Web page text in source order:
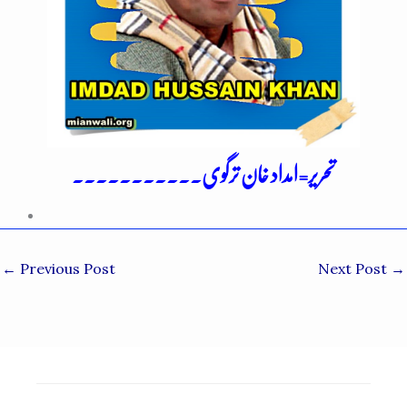
تحریر=امداد خان ترگوی۔۔۔۔۔۔۔۔۔۔۔
← Previous Post Next Post →